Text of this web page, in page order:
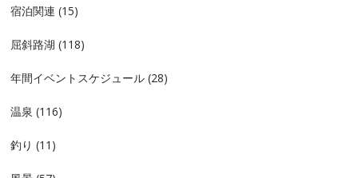
宿泊関連 (15)
屈斜路湖 (118)
年間イベントスケジュール (28)
温泉 (116)
釣り (11)